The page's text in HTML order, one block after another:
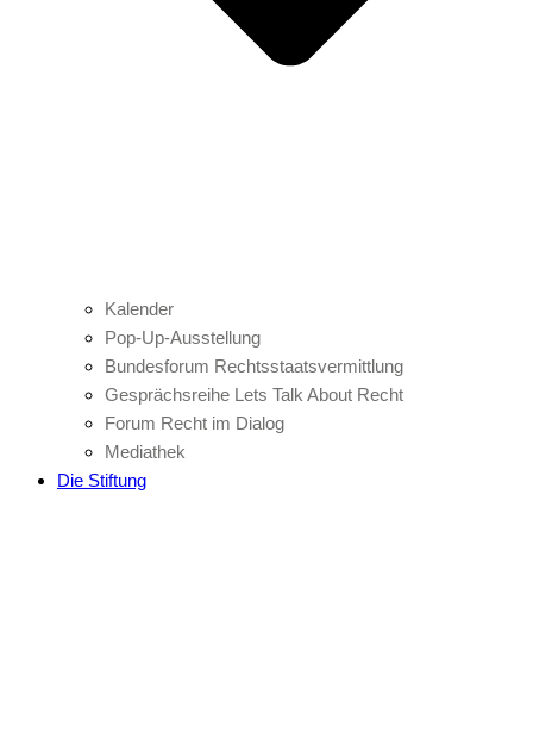
Kalender
Pop-Up-Ausstellung
Bundesforum Rechtsstaatsvermittlung
Gesprächsreihe Lets Talk About Recht
Forum Recht im Dialog
Mediathek
Die Stiftung